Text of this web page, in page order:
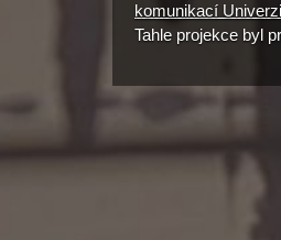
komunikací
Tahle projekce byl